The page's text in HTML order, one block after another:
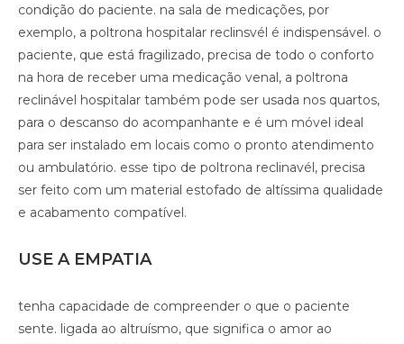
condição do paciente. na sala de medicações, por
exemplo, a poltrona hospitalar reclinsvél é indispensável. o
paciente, que está fragilizado, precisa de todo o conforto
na hora de receber uma medicação venal, a poltrona
reclinável hospitalar também pode ser usada nos quartos,
para o descanso do acompanhante e é um móvel ideal
para ser instalado em locais como o pronto atendimento
ou ambulatório. esse tipo de poltrona reclinavél, precisa
ser feito com um material estofado de altíssima qualidade
e acabamento compatível.
USE A EMPATIA
tenha capacidade de compreender o que o paciente
sente. ligada ao altruísmo, que significa o amor ao